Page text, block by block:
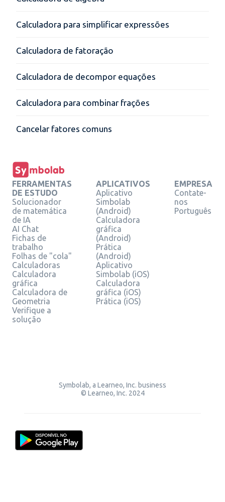
Calculadora para simplificar expressões
Calculadora de fatoração
Calculadora de decompor equações
Calculadora para combinar frações
Cancelar fatores comuns
FERRAMENTAS
DE ESTUDO
Solucionador
de matemática
de IA
AI Chat
Fichas de
trabalho
Folhas de "cola"
Calculadoras
Calculadora
gráfica
Calculadora de
Geometria
Verifique a
solução
APLICATIVOS
Aplicativo
Simbolab
(Android)
Calculadora
gráfica
(Android)
Prática
(Android)
Aplicativo
Simbolab (iOS)
Calculadora
gráfica (iOS)
Prática (iOS)
EMPRESA
Contate-
nos
Português
Symbolab, a Learneo, Inc. business
© Learneo, Inc. 2024